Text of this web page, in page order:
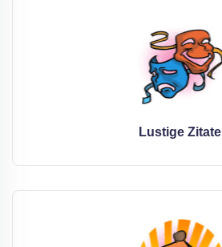
Lustige Zitate